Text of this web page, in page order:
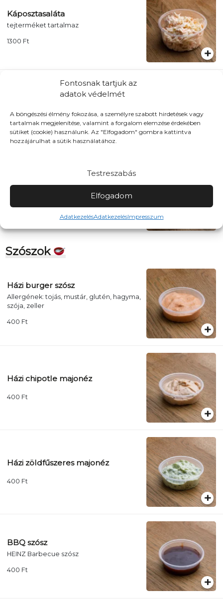
Fontosnak tartjuk az
adatok védelmét
A böngészési élmény fokozása, a személyre szabott hirdetések vagy
tartalmak megjelenítése, valamint a forgalom elemzése érdekében
sütiket (cookie) használunk. Az "Elfogadom" gombra kattintva
hozzájárulhat a sütik használatához.
Elfogadom
Testreszabás
AdatkezelésAdatkezelésImpresszum
Káposztasaláta
tejterméket tartalmaz
1300 Ft
Sült édesburgonya hasáb
1900Ft
1650Ft
Szószok
Házi burger szósz
Allergének: tojás, mustár, glutén, hagyma,
szója, zeller
400 Ft
Házi chipotle majonéz
400 Ft
Házi zöldfűszeres majonéz
400 Ft
BBQ szósz
HEINZ Barbecue szósz
400 Ft